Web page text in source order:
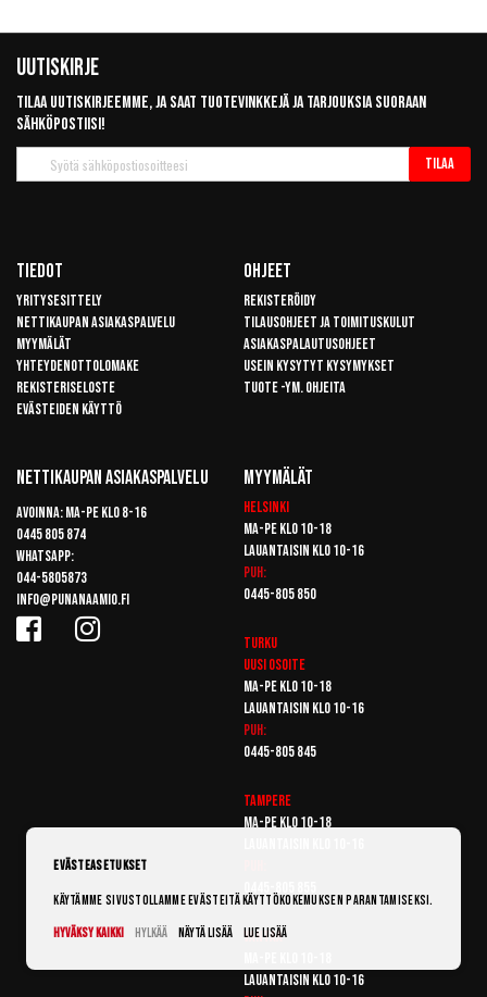
Uutiskirje
Tilaa uutiskirjeemme, ja saat tuotevinkkejä ja tarjouksia suoraan
sähköpostiisi!
uutiskirje
Tilaa
Tiedot
Yritysesittely
Nettikaupan asiakaspalvelu
Myymälät
Yhteydenottolomake
Rekisteriseloste
Evästeiden käyttö
Ohjeet
Rekisteröidy
Tilausohjeet ja toimituskulut
Asiakaspalautusohjeet
Usein kysytyt kysymykset
Tuote -ym. ohjeita
Nettikaupan Asiakaspalvelu
Avoinna: Ma-pe klo 8-16
0445 805 874
Whatsapp:
044-5805873
info@punanaamio.fi
Myymälät
Helsinki
Ma-pe klo 10-18
Lauantaisin klo 10-16
Puh:
0445-805 850
Turku
Uusi osoite
Ma-pe klo 10-18
Lauantaisin klo 10-16
Puh:
0445-805 845
Tampere
Ma-pe klo 10-18
Vantaa
Lauantaisin klo 10-16
Evästeasetukset
Käytämme sivustollamme evästeitä käyttökokemuksen parantamiseksi.
Hyväksy kaikki
Hylkää Näytä lisää Lue lisää